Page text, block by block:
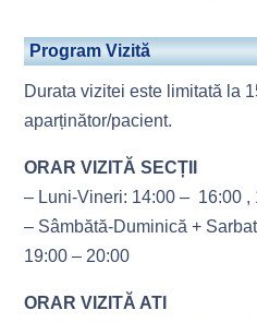
Program Vizită
Durata vizitei este limitată la
aparținător/pacient.
ORAR VIZITĂ SECȚII
– Luni-Vineri: 14:00 – 16:00 ,
– Sâmbătă-Duminică +
19:00 – 20:00
ORAR VIZITĂ ATI